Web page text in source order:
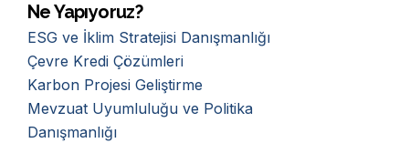
Ne Yapıyoruz?
ESG ve İklim Stratejisi Danışmanlığı
Çevre Kredi Çözümleri
Karbon Projesi Geliştirme
Mevzuat Uyumluluğu ve Politika
Danışmanlığı